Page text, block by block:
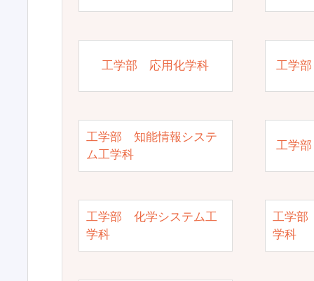
工学部 応用化学科 工学
工学部 知能情報システ
ム工学科
工学
工学部 化学システム工
学科
工学部
学科